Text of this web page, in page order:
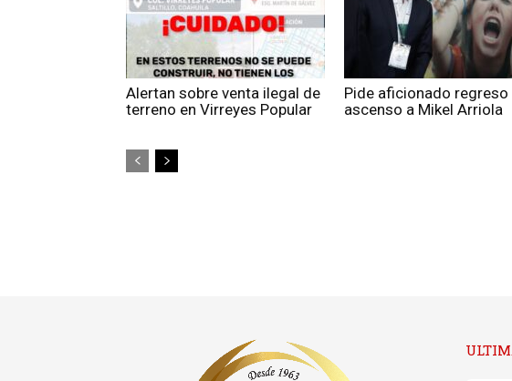
Alertan sobre venta ilegal de
terreno en Virreyes Popular
Pide aficionado regreso
ascenso a Mikel Arriola